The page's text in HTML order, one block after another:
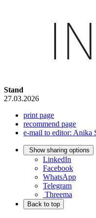
Stand
27.03.2026
print page
recommend page
e-mail to editor: Anika
Show sharing options
LinkedIn
Facebook
WhatsApp
Telegram
Threema
Back to top